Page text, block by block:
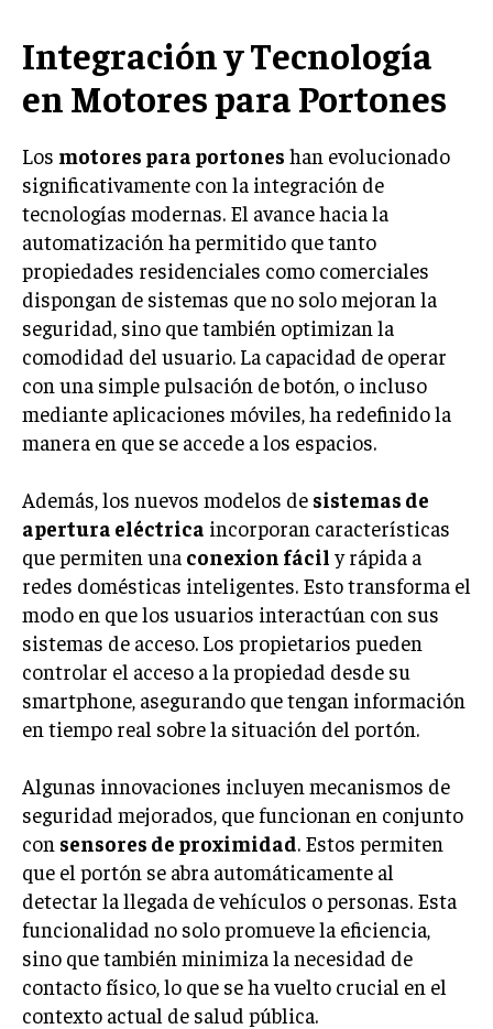
LIFESTYLE
MARKETING
AGENCIAS DE MARKETING
AGENCIAS DE POSICIONAMIENTO WEB SEO
VENTA DE ENLACES
MARKETING DIGITAL
PUBLICIDAD
VENTAS Y PERSUASIÓN
GESTIÓN DE PRODUCTOS
COMUNICACIÓN CORPORATIVA
GESTIÓN DE MARCA
INVESTIGACIÓN DE MERCADO
ANÁLISIS DE COMPETENCIA
GESTIÓN DE CLIENTES
EMPRENDIMIENTO
INNOVACIÓN EMPRESARIAL
GESTIÓN DEL CAMBIO
LIDERAZGO
HABILIDADES DIRECTIVAS
EMPRENDIMIENTO
PLANIFICACIÓN EMPRESARIAL
FINANZAS
FINANZAS Y CONTABILIDAD
GESTIÓN DE RECURSOS FINANCIEROS
Integración y Tecnología
en Motores para Portones
Los motores para portones han evolucionado
significativamente con la integración de
tecnologías modernas. El avance hacia la
automatización ha permitido que tanto
propiedades residenciales como comerciales
dispongan de sistemas que no solo mejoran la
seguridad, sino que también optimizan la
comodidad del usuario. La capacidad de operar
con una simple pulsación de botón, o incluso
mediante aplicaciones móviles, ha redefinido la
manera en que se accede a los espacios.
Además, los nuevos modelos de sistemas de
apertura eléctrica incorporan características
que permiten una conexion fácil y rápida a
redes domésticas inteligentes. Esto transforma el
modo en que los usuarios interactúan con sus
sistemas de acceso. Los propietarios pueden
controlar el acceso a la propiedad desde su
smartphone, asegurando que tengan información
en tiempo real sobre la situación del portón.
Algunas innovaciones incluyen mecanismos de
seguridad mejorados, que funcionan en conjunto
con sensores de proximidad. Estos permiten
que el portón se abra automáticamente al
detectar la llegada de vehículos o personas. Esta
funcionalidad no solo promueve la eficiencia,
sino que también minimiza la necesidad de
contacto físico, lo que se ha vuelto crucial en el
contexto actual de salud pública.